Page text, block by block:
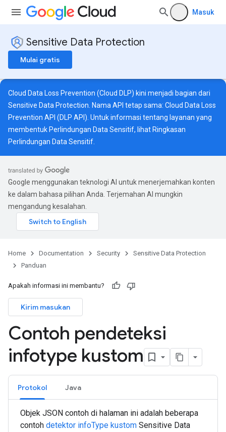
Masuk
Sensitive Data Protection
Mulai gratis
Cloud Data Loss Prevention (Cloud DLP) kini menjadi bagian dari
Sensitive Data Protection. Nama API tetap sama: Cloud Data Loss
Prevention API (DLP API). Untuk informasi tentang layanan yang
membentuk Perlindungan Data Sensitif, lihat Ringkasan
Perlindungan Data Sensitif
Google menggunakan teknologi AI untuk menerjemahkan konten
ke dalam bahasa pilihan Anda. Terjemahan AI mungkin
mengandung kesalahan.
Home Documentation Security
Sensitive Data Protection
Panduan
Apakah informasi ini membantu?
Kirim masukan
Contoh pendeteksi
infotype kustom
Protokol Java
Objek JSON contoh di halaman ini adalah beberapa
contoh detektor infoType kustom Sensitive Data